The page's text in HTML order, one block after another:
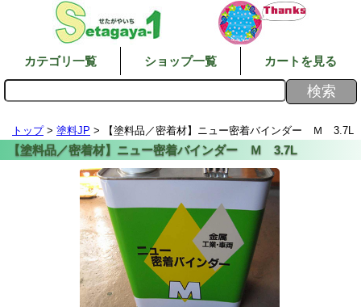
カテゴリ一覧 ショップ一覧 カートを見る
トップ> 塗料JP > 【塗料品／密着材】ニュー密着バインダー Ｍ 3.7L